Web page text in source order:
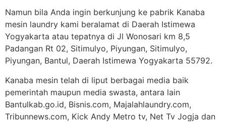
Namun bila Anda ingin berkunjung ke pabrik Kanaba
mesin laundry kami beralamat di Daerah Istimewa
Yogyakarta atau tepatnya di Jl Wonosari km 8,5
Padangan Rt 02, Sitimulyo, Piyungan, Sitimulyo,
Piyungan, Bantul, Daerah Istimewa Yogyakarta 55792.
Kanaba mesin telah di liput berbagai media baik
pemerintah maupun media swasta, antara lain
Bantulkab.go.id, Bisnis.com, Majalahlaundry.com,
Tribunnews.com, Kick Andy Metro tv, Net Tv Jogja dan